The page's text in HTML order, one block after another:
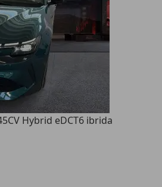
Hybrid eDCT6 ibrida